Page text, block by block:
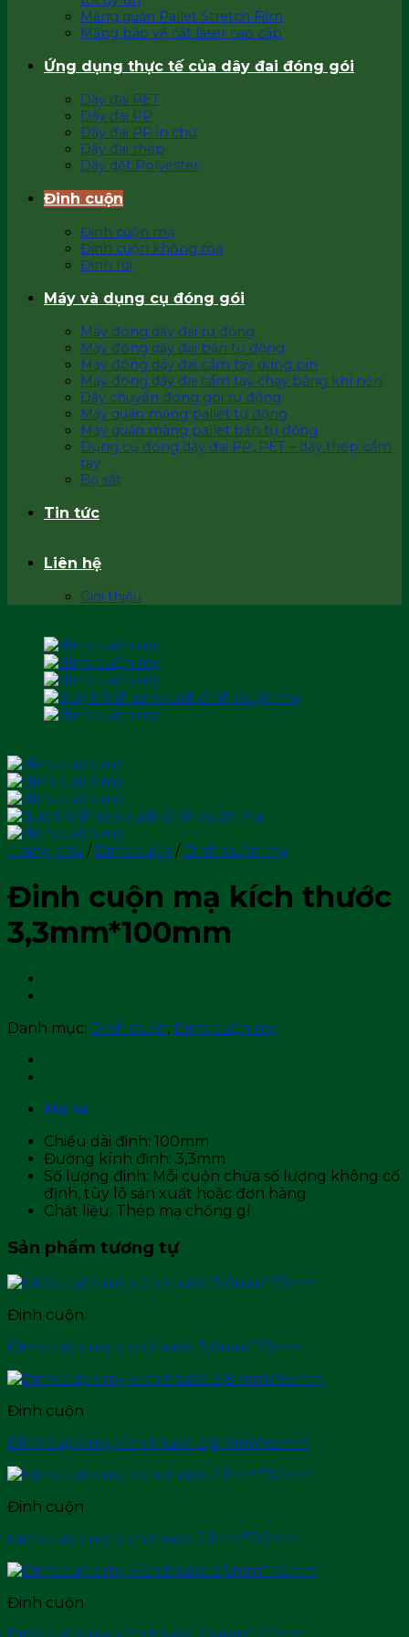
Màng quấn Pallet Stretch Film
Màng bảo vệ cắt laser cao cấp
Ứng dụng thực tế của dây đai đóng gói
Dây đai PET
Dây đai PP
Dây đai PP in chữ
Dây đai thép
Dây dệt Polyester
Đinh cuộn
Đinh cuộn mạ
Đinh cuộn không mạ
Đinh rời
Máy và dụng cụ đóng gói
Máy đóng dây đai tự động
Máy đóng dây đai bán tự động
Máy đóng dây đai cầm tay dùng pin
Máy đóng dây đai cầm tay chạy bằng khí nén
Dây chuyền đóng gói tự động
Máy quấn màng pallet tự động
Máy quấn màng pallet bán tự động
Dụng cụ đóng dây đai PP, PET – dây thép cầm
tay
Bọ sắt
Tin tức
Liên hệ
Giới thiệu
Trang chủ / Đinh cuộn / Đinh cuộn mạ
Đinh cuộn mạ kích thước
3,3mm*100mm
Danh mục: Đinh cuộn, Đinh cuộn mạ
Mô tả
Chiều dài đinh: 100mm
Đường kính đinh: 3,3mm
Số lượng đinh: Mỗi cuộn chứa số lượng không cố
định, tùy lô sản xuất hoặc đơn hàng
Chất liệu: Thép mạ chống gỉ
Sản phẩm tương tự
Đinh cuộn
Đinh cuộn mạ kích thước 3,0mm*76mm
Đinh cuộn
Đinh cuộn mạ kích thước 2,87mm*65mm
Đinh cuộn
Đinh cuộn mạ kích thước 2,1mm*30mm
Đinh cuộn